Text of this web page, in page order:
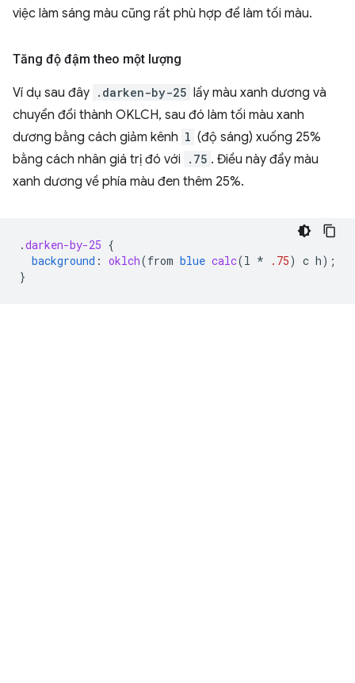
việc làm sáng màu cũng rất phù hợp để làm tối màu.
Tăng độ đậm theo một lượng
Ví dụ sau đây .darken-by-25 lấy màu xanh dương và
chuyển đổi thành OKLCH, sau đó làm tối màu xanh
dương bằng cách giảm kênh l (độ sáng) xuống 25%
bằng cách nhân giá trị đó với
.75 . Điều này đẩy màu
xanh dương về phía màu đen thêm 25%.
.darken-by-25 {
background : oklch(from blue calc(l * .75) c h);
}